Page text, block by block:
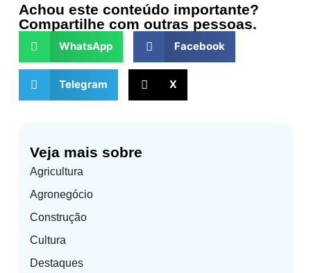
Veja mais sobre
Agricultura
Agronegócio
Construção
Cultura
Destaques
Achou este conteúdo importante?
Compartilhe com outras pessoas.
WhatsApp Facebook
Telegram X